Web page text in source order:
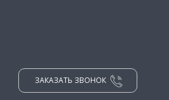
ЗАКАЗАТЬ ЗВОНОК